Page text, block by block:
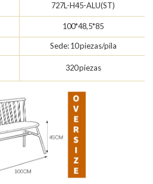
727L-H45-ALU(ST)
100*48,5*85
Sede: 10 piezas/pila
320 piezas